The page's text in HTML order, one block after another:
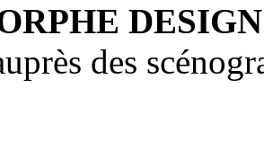
DESIGN
des